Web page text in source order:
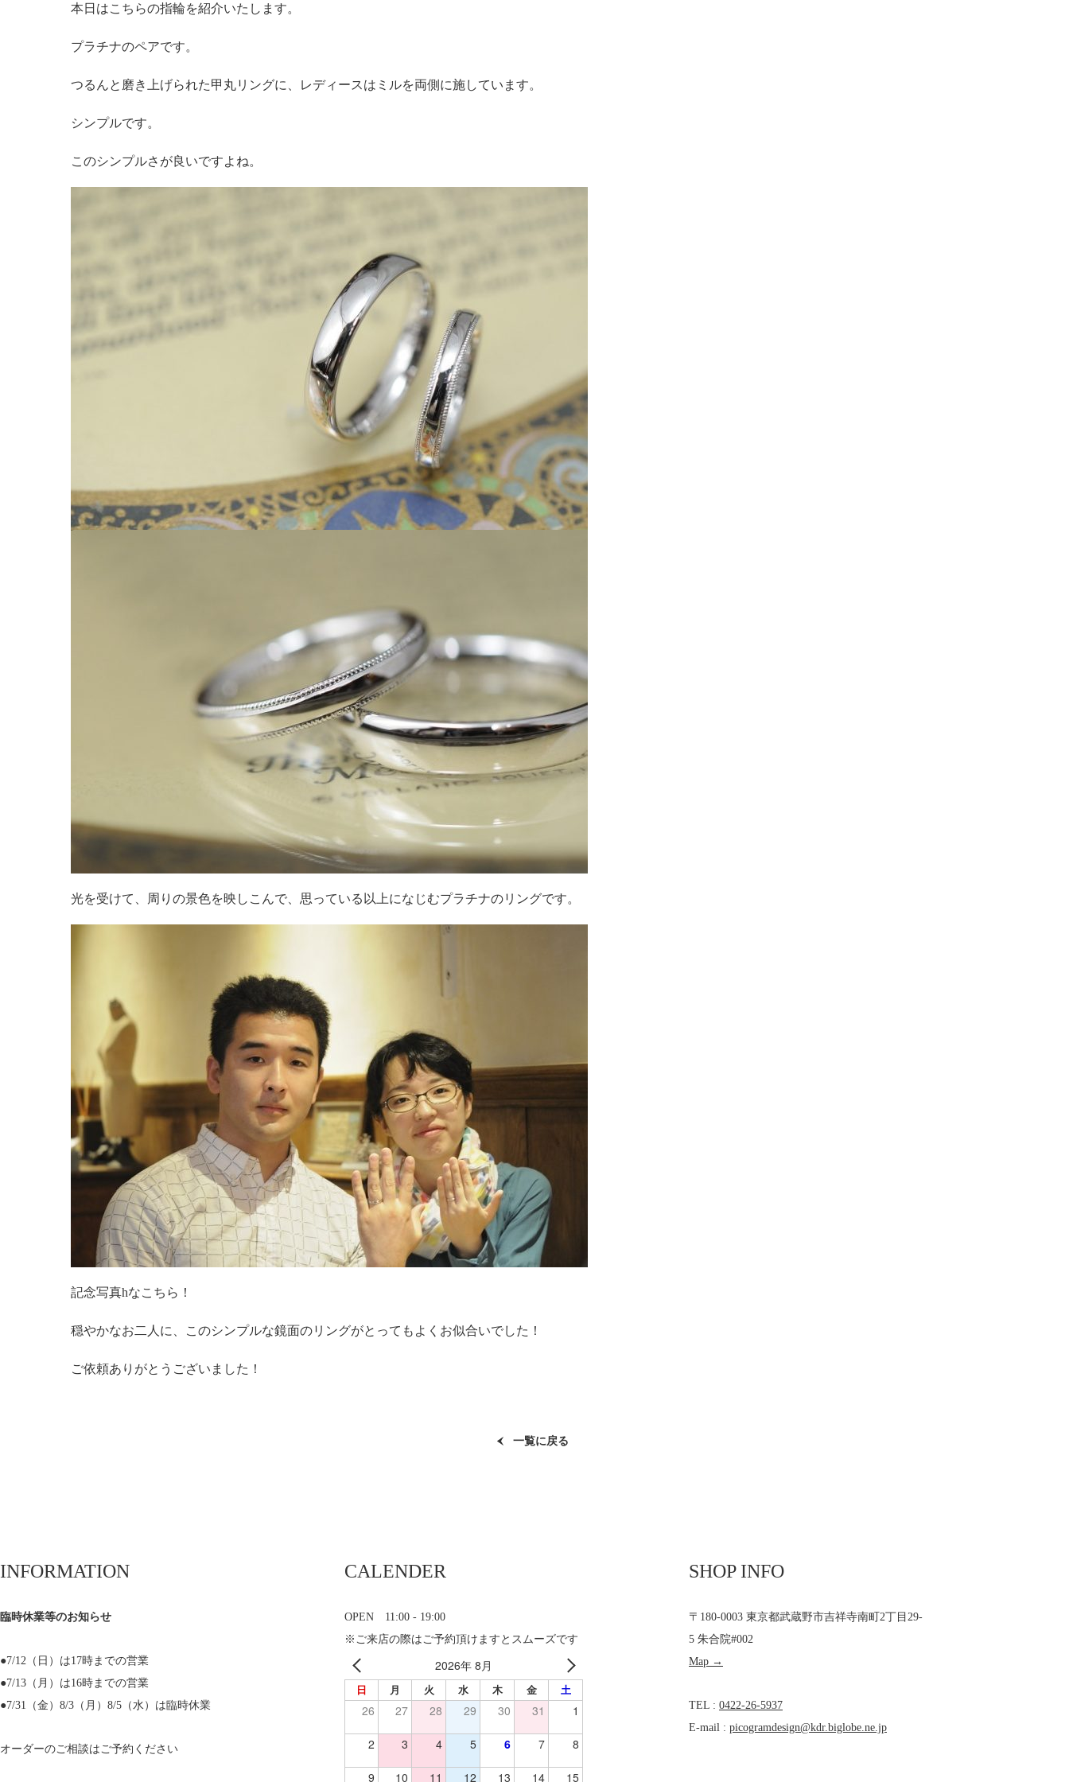
本日はこちらの指輪を紹介いたします。
プラチナのペアです。
つるんと磨き上げられた甲丸リングに、レディースはミルを両側に施しています。
シンプルです。
このシンプルさが良いですよね。
光を受けて、周りの景色を映しこんで、思っている以上になじむプラチナのリングです。
記念写真hなこちら！
穏やかなお二人に、このシンプルな鏡面のリングがとってもよくお似合いでした！
ご依頼ありがとうございました！
一覧に戻る
INFORMATION
臨時休業等のお知らせ
●7/12（日）は17時までの営業
●7/13（月）は16時までの営業
●7/31（金）8/3（月）8/5（水）は臨時休業
オーダーのご相談はご予約ください
CALENDER
OPEN 11:00 - 19:00
※ご来店の際はご予約頂けますとスムーズです
2026年 8月
日 月 火 水 木 金 土
26 27 28 29 30 31 1
2 3 4 5 6 7 8
9 10 11 12 13 14 15
SHOP INFO
〒180-0003 東京都武蔵野市吉祥寺南町2丁目29-
5 朱合院#002
Map →
TEL : 0422-26-5937
E-mail : picogramdesign@kdr.biglobe.ne.jp